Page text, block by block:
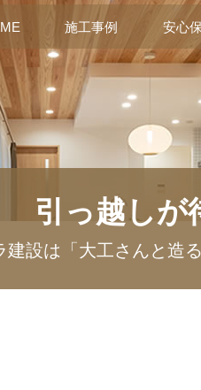
施工事例 安心
引っ越しが
建設は「大工さんと造